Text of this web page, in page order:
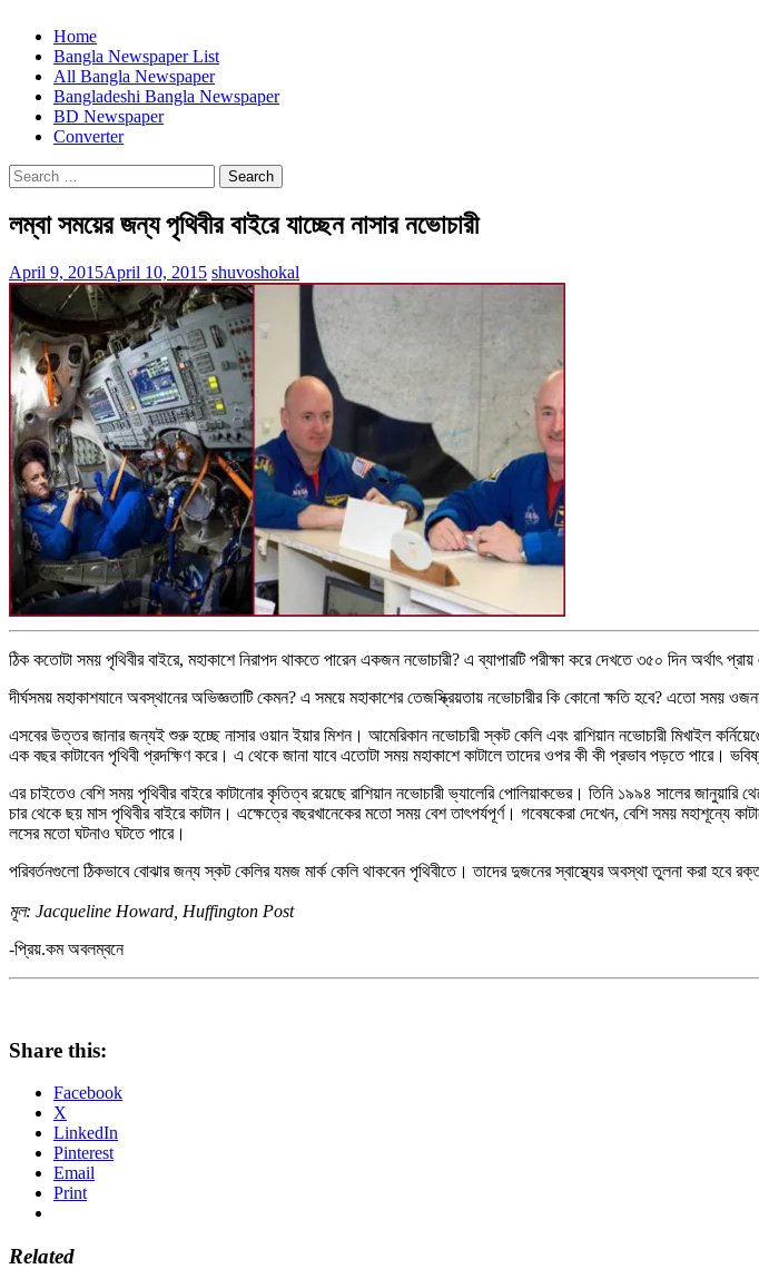
Home
Bangla Newspaper List
All Bangla Newspaper
Bangladeshi Bangla Newspaper
BD Newspaper
Converter
Search
for:
লম্বা সময়ের জন্য পৃথিবীর বাইরে যাচ্ছেন নাসার নভোচারী
April 9, 2015April 10, 2015 shuvoshokal
ঠিক কতোটা সময় পৃথিবীর বাইরে, মহাকাশে নিরাপদ থাকতে পারেন একজন নভোচারী? এ ব্যাপারটি পরীক্ষা করে দেখতে ৩৫০ দিন অর্থাৎ
দীর্ঘসময় মহাকাশযানে অবস্থানের অভিজ্ঞতাটি কেমন? এ সময়ে মহাকাশের তেজস্ক্রিয়তায় নভোচারীর কি কোনো ক্ষতি হবে? এতো সময়
এসবের উত্তর জানার জন্যই শুরু হচ্ছে নাসার ওয়ান ইয়ার মিশন। আমেরিকান নভোচারী স্কট কেলি এবং রাশিয়ান নভোচারী মিখাইল
এক বছর কাটাবেন পৃথিবী প্রদক্ষিণ করে। এ থেকে জানা যাবে এতোটা সময় মহাকাশে কাটালে তাদের ওপর কী কী প্রভাব পড়তে পারে।
এর চাইতেও বেশি সময় পৃথিবীর বাইরে কাটানোর কৃতিত্ব রয়েছে রাশিয়ান নভোচারী ভ্যালেরি পোলিয়াকভের। তিনি ১৯৯৪ সালের জানুয়ারি
চার থেকে ছয় মাস পৃথিবীর বাইরে কাটান। এক্ষেত্রে বছরখানেকের মতো সময় বেশ তাৎপর্যপূর্ণ। গবেষকেরা দেখেন, বেশি সময়
লসের মতো ঘটনাও ঘটতে পারে।
পরিবর্তনগুলো ঠিকভাবে বোঝার জন্য স্কট কেলির যমজ মার্ক কেলি থাকবেন পৃথিবীতে। তাদের দুজনের স্বাস্থ্যের অবস্থা তুলনা করা হবে রক্ত
মূল: Jacqueline Howard, Huffington Post
-প্রিয়.কম অবলম্বনে
Share this:
Facebook
X
LinkedIn
Pinterest
Email
Print
Related